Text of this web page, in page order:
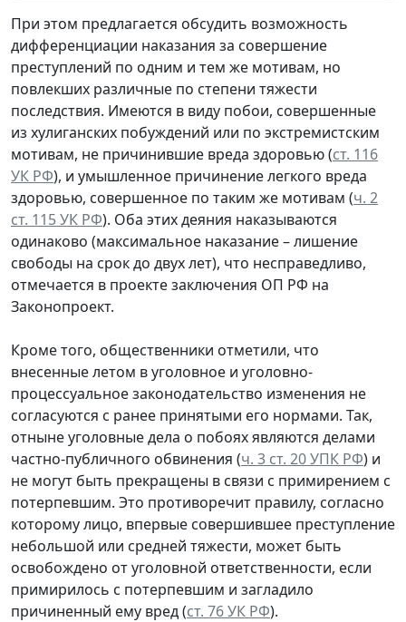
При этом предлагается обсудить возможность
дифференциации наказания за совершение
преступлений по одним и тем же мотивам, но
повлекших различные по степени тяжести
последствия. Имеются в виду побои, совершенные
из хулиганских побуждений или по экстремистским
мотивам, не причинившие вреда здоровью (ст. 116
УК РФ), и умышленное причинение легкого вреда
здоровью, совершенное по таким же мотивам (ч. 2
ст. 115 УК РФ). Оба этих деяния наказываются
одинаково (максимальное наказание – лишение
свободы на срок до двух лет), что несправедливо,
отмечается в проекте заключения ОП РФ на
Законопроект.
Кроме того, общественники отметили, что
внесенные летом в уголовное и уголовно-
процессуальное законодательство изменения не
согласуются с ранее принятыми его нормами. Так,
отныне уголовные дела о побоях являются делами
частно-публичного обвинения (ч. 3 ст. 20 УПК РФ) и
не могут быть прекращены в связи с примирением с
потерпевшим. Это противоречит правилу, согласно
которому лицо, впервые совершившее преступление
небольшой или средней тяжести, может быть
освобождено от уголовной ответственности, если
примирилось с потерпевшим и загладило
причиненный ему вред (ст. 76 УК РФ).